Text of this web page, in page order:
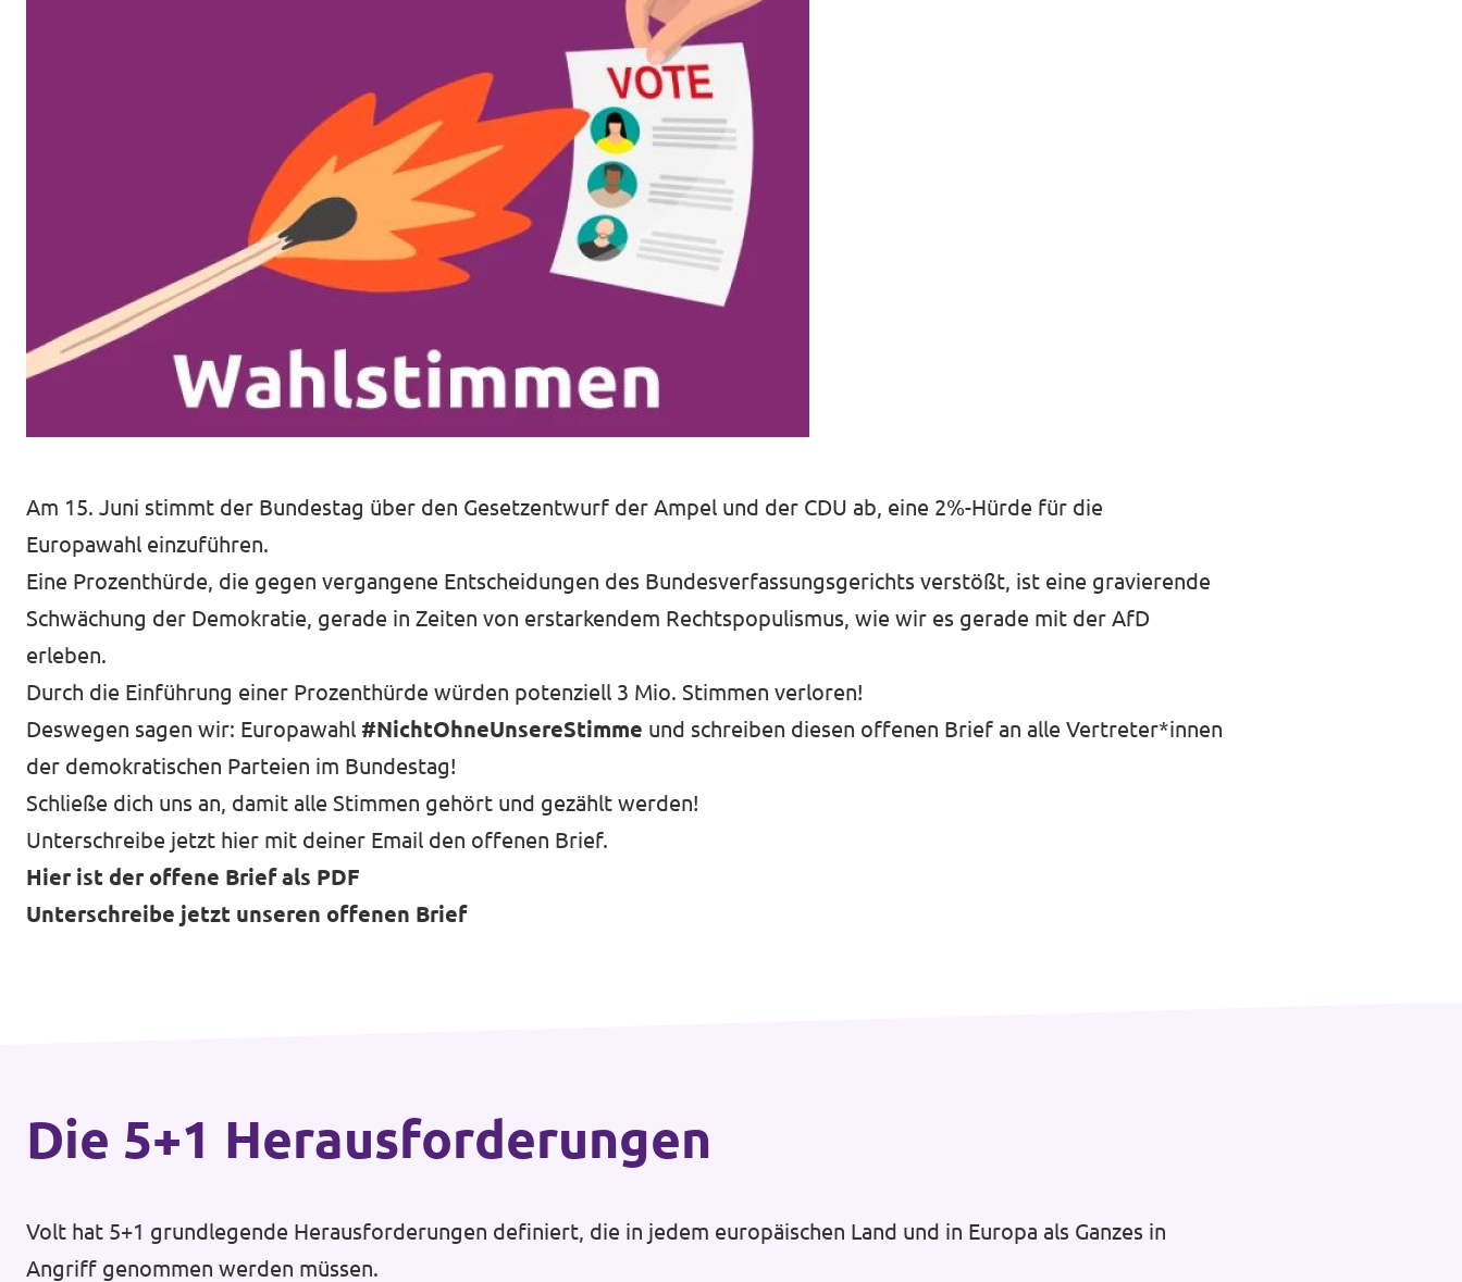
Deine Spende für Volt!
Jobs bei Volt
Transparenz
Datenschutz
Impressum
Am 15. Juni stimmt der Bundestag über den Gesetzentwurf der Ampel und der CDU ab, eine 2%-Hürde für die
Europawahl einzuführen.
Eine Prozenthürde, die gegen vergangene Entscheidungen des Bundesverfassungsgerichts verstößt, ist eine gravierende
Schwächung der Demokratie, gerade in Zeiten von erstarkendem Rechtspopulismus, wie wir es gerade mit der AfD
erleben.
Durch die Einführung einer Prozenthürde würden potenziell 3 Mio. Stimmen verloren!
Deswegen sagen wir: Europawahl #NichtOhneUnsereStimme und schreiben diesen offenen Brief an alle Vertreter*innen
der demokratischen Parteien im Bundestag!
Schließe dich uns an, damit alle Stimmen gehört und gezählt werden!
Unterschreibe jetzt hier mit deiner Email den offenen Brief.
Hier ist der offene Brief als PDF
Unterschreibe jetzt unseren offenen Brief
Die 5+1 Heraus­forderungen
Volt hat 5+1 grundlegende Herausforderungen definiert, die in jedem europäischen Land und in Europa als Ganzes in
Angriff genommen werden müssen.